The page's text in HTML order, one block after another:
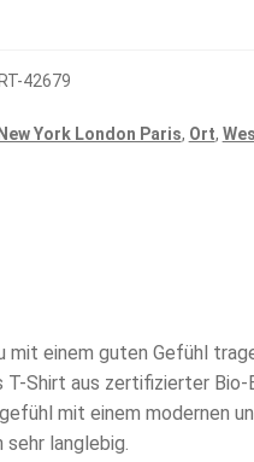
42679
York London Paris, Ort,
mit einem guten Gefühl
Shirt aus zertifizierter Bio-
mit einem modernen
langlebig.